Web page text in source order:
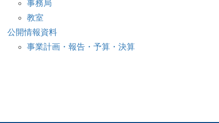
事務局
教室
公開情報資料
事業計画・報告・予算・決算